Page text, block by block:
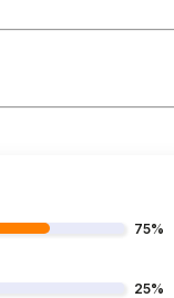
75%
25%